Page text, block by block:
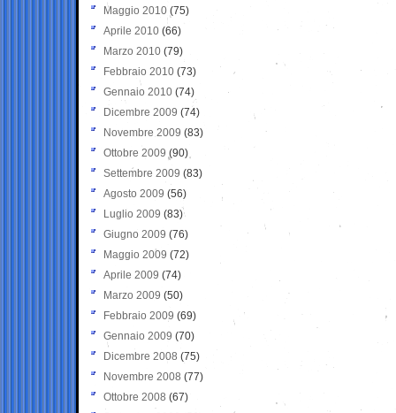
Maggio 2010 (75)
Aprile 2010 (66)
Marzo 2010 (79)
Febbraio 2010 (73)
Gennaio 2010 (74)
Dicembre 2009 (74)
Novembre 2009 (83)
Ottobre 2009 (90)
Settembre 2009 (83)
Agosto 2009 (56)
Luglio 2009 (83)
Giugno 2009 (76)
Maggio 2009 (72)
Aprile 2009 (74)
Marzo 2009 (50)
Febbraio 2009 (69)
Gennaio 2009 (70)
Dicembre 2008 (75)
Novembre 2008 (77)
Ottobre 2008 (67)